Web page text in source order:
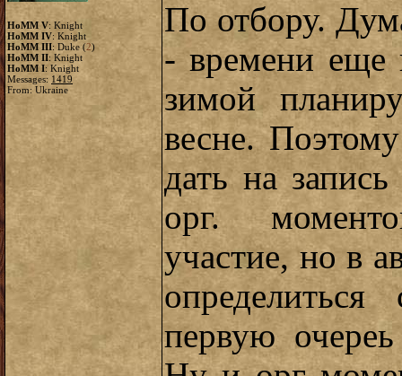
HoMM V: Knight
HoMM IV: Knight
HoMM III: Duke (2)
HoMM II: Knight
HoMM I: Knight
Messages: 1419
From: Ukraine
По отбору.
- времени еще
зимой
весне.
дать на
орг.
участие, но в
первую